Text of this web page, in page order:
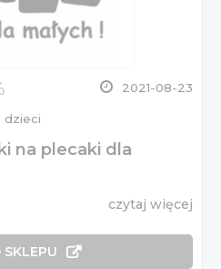
2021-08-23
dzieci
na plecaki dla
czytaj więcej
SKLEPU